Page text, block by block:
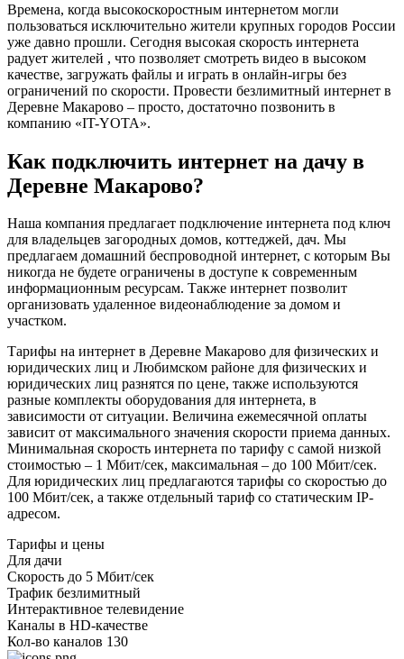
Времена, когда высокоскоростным интернетом могли
пользоваться исключительно жители крупных городов России
уже давно прошли. Сегодня высокая скорость интернета
радует жителей , что позволяет смотреть видео в высоком
качестве, загружать файлы и играть в онлайн-игры без
ограничений по скорости. Провести безлимитный интернет в
Деревне Макарово – просто, достаточно позвонить в
компанию «IT-YOTA».
Как подключить интернет на дачу в
Деревне Макарово?
Наша компания предлагает подключение интернета под ключ
для владельцев загородных домов, коттеджей, дач. Мы
предлагаем домашний беспроводной интернет, с которым Вы
никогда не будете ограничены в доступе к современным
информационным ресурсам. Также интернет позволит
организовать удаленное видеонаблюдение за домом и
участком.
Тарифы на интернет в Деревне Макарово для физических и
юридических лиц и Любимском районе для физических и
юридических лиц разнятся по цене, также используются
разные комплекты оборудования для интернета, в
зависимости от ситуации. Величина ежемесячной оплаты
зависит от максимального значения скорости приема данных.
Минимальная скорость интернета по тарифу с самой низкой
стоимостью – 1 Мбит/сек, максимальная – до 100 Мбит/сек.
Для юридических лиц предлагаются тарифы со скоростью до
100 Мбит/сек, а также отдельный тариф со статическим IP-
адресом.
Тарифы и цены
Для дачи
Скорость до 5 Мбит/сек
Трафик безлимитный
Интерактивное телевидение
Каналы в HD-качестве
Кол-во каналов 130